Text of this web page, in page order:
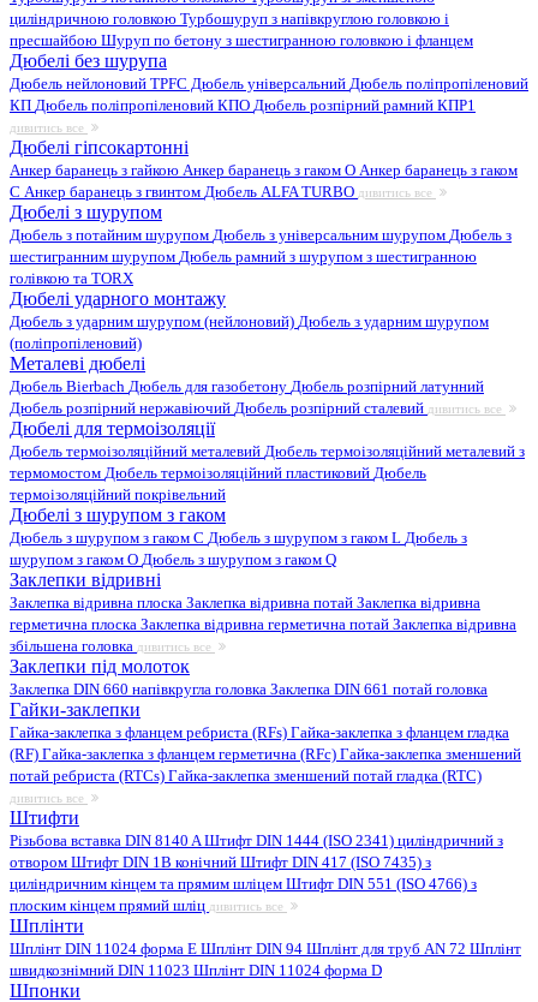
циліндричною головкою Турбошуруп з напівкруглою головкою і
пресшайбою Шуруп по бетону з шестигранною головкою і фланцем
Дюбелі без шурупа
Дюбель нейлоновий TPFC Дюбель універсальний Дюбель поліпропіленовий
КП Дюбель поліпропіленовий КПО Дюбель розпірний рамний КПР1
дивитись все
Дюбелі гіпсокартонні
Анкер баранець з гайкою Анкер баранець з гаком O Анкер баранець з гаком
С Анкер баранець з гвинтом Дюбель ALFA TURBO дивитись все
Дюбелі з шурупом
Дюбель з потайним шурупом Дюбель з універсальним шурупом Дюбель з
шестигранним шурупом Дюбель рамний з шурупом з шестигранною
голівкою та TORX
Дюбелі ударного монтажу
Дюбель з ударним шурупом (нейлоновий) Дюбель з ударним шурупом
(поліпропіленовий)
Металеві дюбелі
Дюбель Bierbach Дюбель для газобетону Дюбель розпірний латунний
Дюбель розпірний нержавіючий Дюбель розпірний сталевий дивитись все
Дюбелі для термоізоляції
Дюбель термоізоляційний металевий Дюбель термоізоляційний металевий з
термомостом Дюбель термоізоляційний пластиковий Дюбель
термоізоляційний покрівельний
Дюбелі з шурупом з гаком
Дюбель з шурупом з гаком C Дюбель з шурупом з гаком L Дюбель з
шурупом з гаком O Дюбель з шурупом з гаком Q
Заклепки відривні
Заклепка відривна плоска Заклепка відривна потай Заклепка відривна
герметична плоска Заклепка відривна герметична потай Заклепка відривна
збільшена головка дивитись все
Заклепки під молоток
Заклепка DIN 660 напівкругла головка Заклепка DIN 661 потай головка
Гайки-заклепки
Гайка-заклепка з фланцем ребриста (RFs) Гайка-заклепка з фланцем гладка
(RF) Гайка-заклепка з фланцем герметична (RFc) Гайка-заклепка зменшений
потай ребриста (RTCs) Гайка-заклепка зменшений потай гладка (RTC)
дивитись все
Штифти
Різьбова вставка DIN 8140 AШтифт DIN 1444 (ISO 2341) циліндричний з
отвором Штифт DIN 1B конічний Штифт DIN 417 (ISO 7435) з
циліндричним кінцем та прямим шліцем Штифт DIN 551 (ISO 4766) з
плоским кінцем прямий шліц дивитись все
Шплінти
Шплінт DIN 11024 форма E Шплінт DIN 94 Шплінт для труб AN 72 Шплінт
швидкознімний DIN 11023 Шплінт DIN 11024 форма D
Шпонки